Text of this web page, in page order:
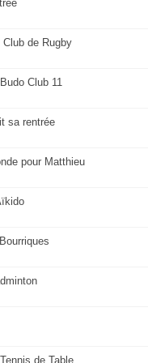
de Rugby
Club 11
sa rentrée
pour Matthieu
de Table